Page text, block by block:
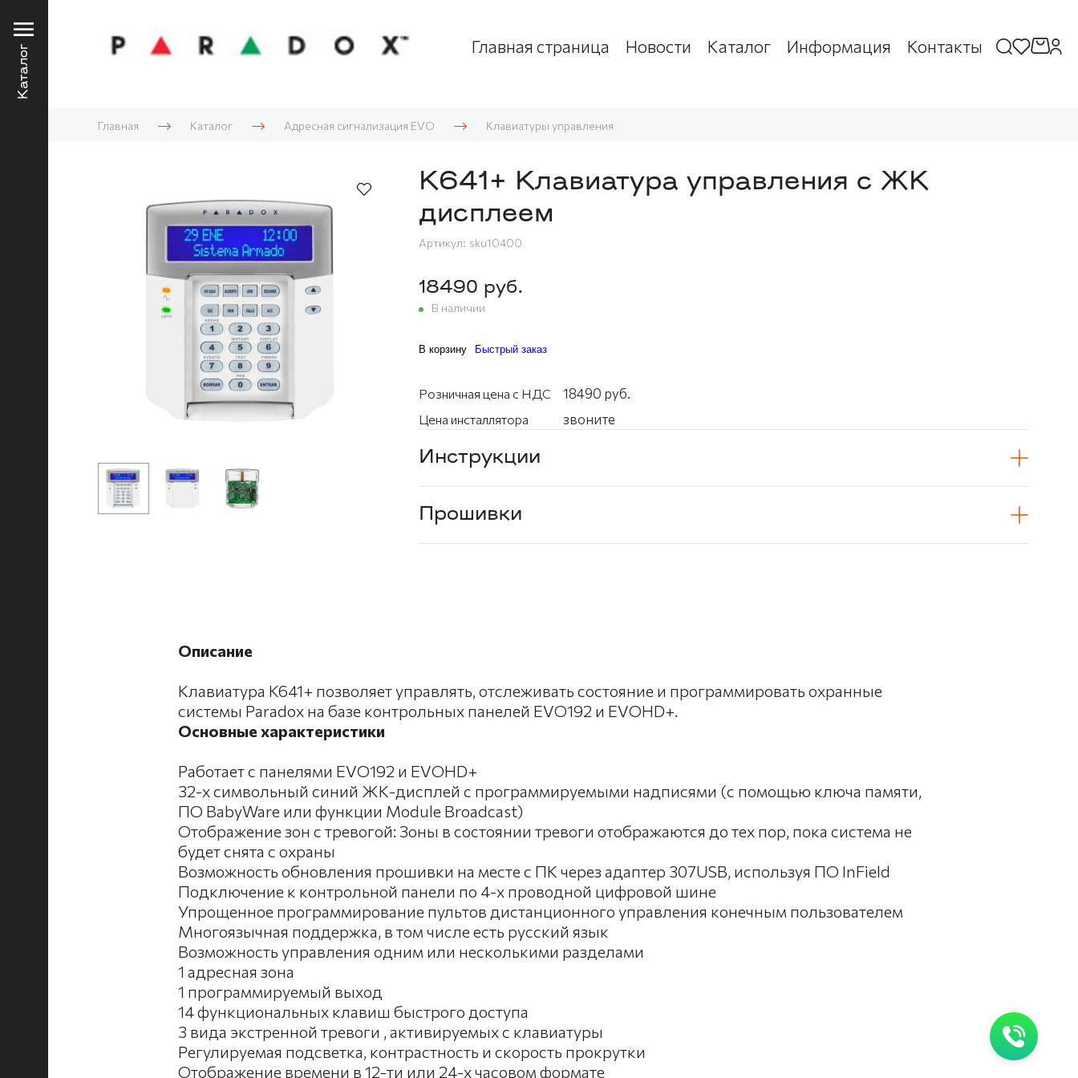
Главная страница Новости Каталог Информация Контакты
Главная Каталог Адресная сигнализация EVO Клавиатуры управления
K641+ Клавиатура управления с ЖК
дисплеем
Артикул: sku10400
18490 руб.
В наличии
В корзину Быстрый заказ
Розничная цена с НДС 18490 руб.
Цена инсталлятора звоните
Инструкции
Прошивки
Описание
Клавиатура K641+ позволяет управлять, отслеживать состояние и программировать охранные
системы Paradox на базе контрольных панелей EVO192 и EVOHD+.
Основные характеристики
Работает с панелями EVO192 и EVOHD+
32-х символьный синий ЖК-дисплей с программируемыми надписями (с помощью ключа памяти,
ПО BabyWare или функции Module Broadcast)
Отображение зон c тревогой: Зоны в состоянии тревоги отображаются до тех пор, пока система не
будет снята с охраны
Возможность обновления прошивки на месте с ПК через адаптер 307USB, используя ПО InField
Подключение к контрольной панели по 4-х проводной цифровой шине
Упрощенное программирование пультов дистанционного управления конечным пользователем
Многоязычная поддержка, в том числе есть русский язык
Возможность управления одним или несколькими разделами
1 адресная зона
1 программируемый выход
14 функциональных клавиш быстрого доступа
3 вида экстренной тревоги , активируемых с клавиатуры
Регулируемая подсветка, контрастность и скорость прокрутки
Отображение времени в 12-ти или 24-х часовом формате
Каталог